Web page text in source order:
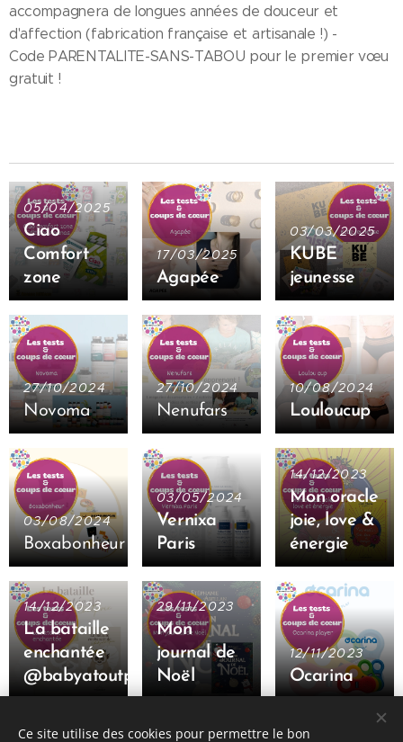
accompagnera de longues années de douceur et
d'affection (fabrication française et artisanale !) -
Code PARENTALITE-SANS-TABOU pour le premier vœu
gratuit !
05/04/2025
Ciao
Comfort
zone
17/03/2025
Agapée
03/03/2025
KUBE
jeunesse
27/10/2024
Novoma
27/10/2024
Nenufars
10/08/2024
Louloucup
03/08/2024
Boxabonheur
03/05/2024
Vernixa
Paris
14/12/2023
Mon oracle
joie, love &
énergie
14/12/2023
La bataille
enchantée
@babyatoutprix
29/11/2023
Mon
journal de
Noël
12/11/2023
Ocarina
Ce site utilise des cookies pour permettre le bon